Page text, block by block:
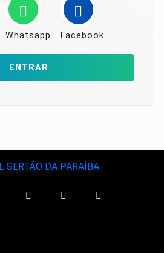
Whatsapp Facebook
ENTRAR